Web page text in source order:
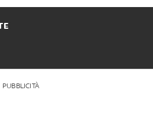
PUBBLICITÀ